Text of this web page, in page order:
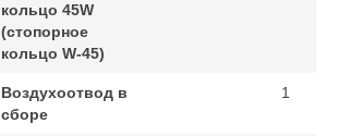
кольцо 45W
(стопорное
кольцо W-45)
Воздухоотвод в
сборе
1